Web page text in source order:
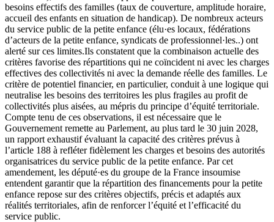
besoins effectifs des familles (taux de couverture, amplitude horaire,
accueil des enfants en situation de handicap). De nombreux acteurs
du service public de la petite enfance (élu·es locaux, fédérations
d’acteurs de la petite enfance, syndicats de professionnel·les..) ont
alerté sur ces limites.Ils constatent que la combinaison actuelle des
critères favorise des répartitions qui ne coïncident ni avec les charges
effectives des collectivités ni avec la demande réelle des familles. Le
critère de potentiel financier, en particulier, conduit à une logique qui
neutralise les besoins des territoires les plus fragiles au profit de
collectivités plus aisées, au mépris du principe d’équité territoriale.
Compte tenu de ces observations, il est nécessaire que le
Gouvernement remette au Parlement, au plus tard le 30 juin 2028,
un rapport exhaustif évaluant la capacité des critères prévus à
l’article 188 à refléter fidèlement les charges et besoins des autorités
organisatrices du service public de la petite enfance. Par cet
amendement, les député·es du groupe de la France insoumise
entendent garantir que la répartition des financements pour la petite
enfance repose sur des critères objectifs, précis et adaptés aux
réalités territoriales, afin de renforcer l’équité et l’efficacité du
service public.